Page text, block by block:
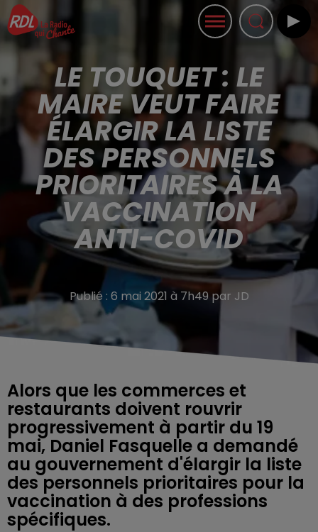
LE TOUQUET : LE
MAIRE VEUT FAIRE
ÉLARGIR LA LISTE
DES PERSONNELS
PRIORITAIRES À LA
VACCINATION
ANTI-COVID
Publié : 6 mai 2021 à 7h49 par JD
Alors que les commerces et
restaurants doivent rouvrir
progressivement à partir du 19
mai, Daniel Fasquelle a demandé
au gouvernement d'élargir la liste
des personnels prioritaires pour la
vaccination à des professions
spécifiques.